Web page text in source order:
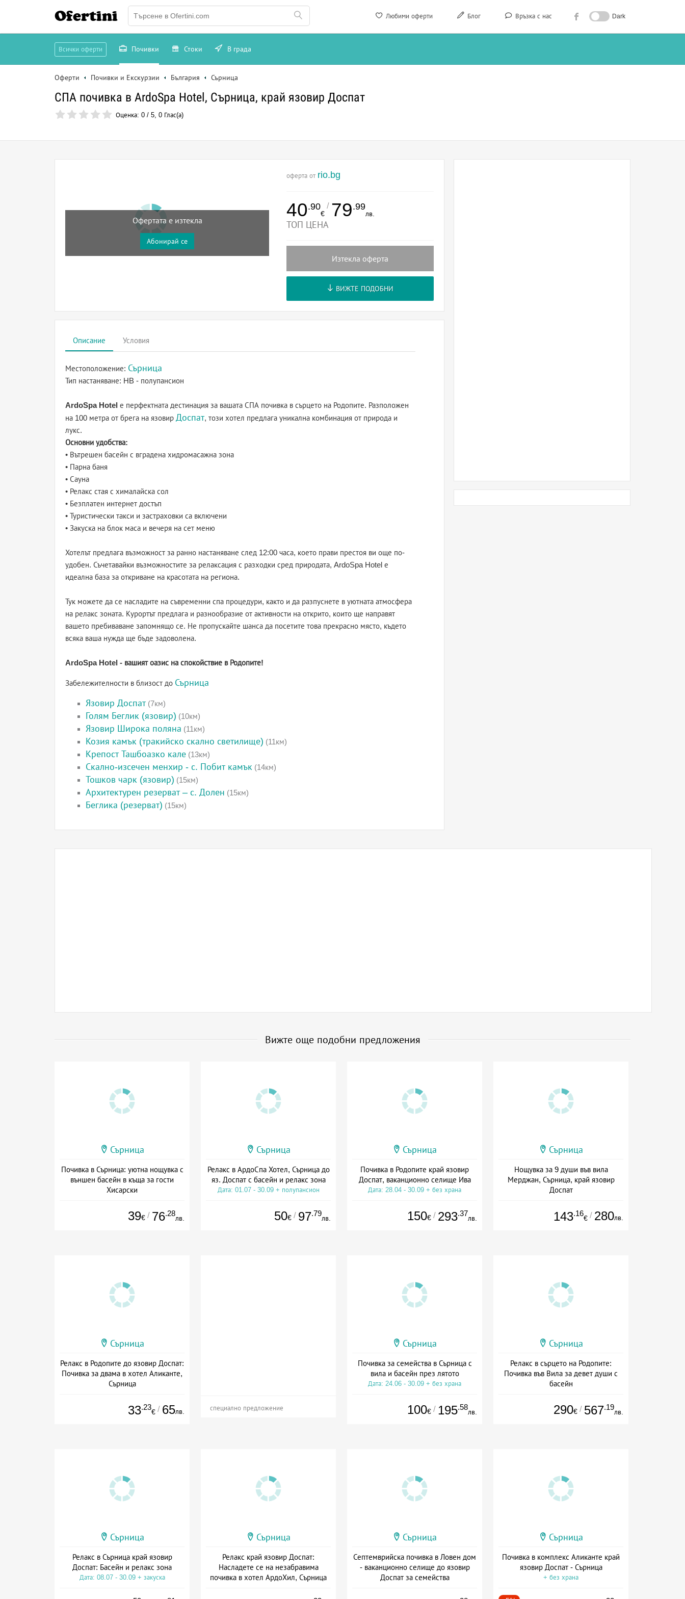
Любими оферти Блог Връзка с нас Dark
Ofertini
Всички оферти Почивки Стоки В града
Оферти Почивки и Екскурзии България Сърница
СПА почивка в ArdoSpa Hotel, Сърница, край язовир Доспат
Оценка: 0 / 5, 0 Глас(а)
Офертата е изтекла
Абонирай се
оферта от rio.bg
40.90
€
/ 79.99
лв.
ТОП ЦЕНА
Изтекла оферта
ВИЖТЕ ПОДОБНИ
Описание Условия
Местоположение: Сърница
Тип настаняване: HB - полупансион
ArdoSpa Hotel е перфектната дестинация за вашата СПА почивка в сърцето на Родопите. Разположен
на 100 метра от брега на язовир Доспат, този хотел предлага уникална комбинация от природа и
лукс.
Основни удобства:
• Вътрешен басейн с вградена хидромасажна зона
• Парна баня
• Сауна
• Релакс стая с хималайска сол
• Безплатен интернет достъп
• Туристически такси и застраховки са включени
• Закуска на блок маса и вечеря на сет меню
Хотелът предлага възможност за ранно настаняване след 12:00 часа, което прави престоя ви още по-
удобен. Съчетавайки възможностите за релаксация с разходки сред природата, ArdoSpa Hotel е
идеална база за откриване на красотата на региона.
Тук можете да се насладите на съвременни спа процедури, както и да разпуснете в уютната атмосфера
на релакс зоната. Курортът предлага и разнообразие от активности на открито, които ще направят
вашето пребиваване запомнящо се. Не пропускайте шанса да посетите това прекрасно място, където
всяка ваша нужда ще бъде задоволена.
ArdoSpa Hotel - вашият оазис на спокойствие в Родопите!
Забележителности в близост до Сърница
Язовир Доспат(7км)
Голям Беглик (язовир) (10км)
Язовир Широка поляна (11км)
Козия камък (тракийско скално светилище) (11км)
Крепост Ташбоазко кале (13км)
Скално-изсечен менхир - с. Побит камък (14км)
Тошков чарк (язовир) (15км)
Архитектурен резерват – с. Долен (15км)
Беглика (резерват) (15км)
Вижте още подобни предложения
Сърница
Почивка в Сърница: уютна нощувка с
външен басейн в къща за гости
Хисарски
39€ / 76.28
лв.
Сърница
Релакс в АрдоСпа Хотел, Сърница до
яз. Доспат с басейн и релакс зона
Дата: 01.07 - 30.09 + полупансион
50€ / 97.79
лв.
Сърница
Почивка в Родопите край язовир
Доспат, ваканционно селище Ива
Дата: 28.04 - 30.09 + без храна
150€ / 293.37
лв.
Сърница
Нощувка за 9 души във вила
Мерджан, Сърница, край язовир
Доспат
143.16
€ / 280лв.
Сърница
Релакс в Родопите до язовир Доспат:
Почивка за двама в хотел Аликанте,
Сърница
33.23
€ / 65лв. специално предложение
Сърница
Почивка за семейства в Сърница с
вила и басейн през лятото
Дата: 24.06 - 30.09 + без храна
100€ / 195.58
лв.
Сърница
Релакс в сърцето на Родопите:
Почивка във Вила за девет души с
басейн
290€ / 567.19
лв.
Сърница
Релакс в Сърница край язовир
Доспат: Басейн и релакс зона
Дата: 08.07 - 30.09 + закуска
Сърница
Релакс край язовир Доспат:
Насладете се на незабравима
почивка в хотел АрдоХил, Сърница
Сърница
Септемврийска почивка в Ловен дом
- ваканционно селище до язовир
Доспат за семейства
Сърница
Почивка в комплекс Аликанте край
язовир Доспат - Сърница
+ без храна